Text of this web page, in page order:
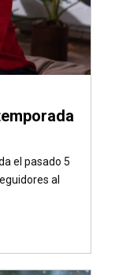
el pasado 5
al